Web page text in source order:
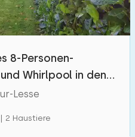
8-Personen-
Whirlpool in den
Lesse
2 Haustiere